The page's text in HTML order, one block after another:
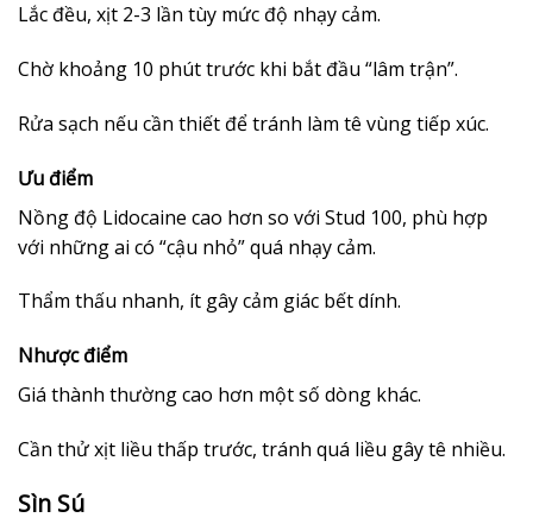
Lắc đều, xịt 2-3 lần tùy mức độ nhạy cảm.
Chờ khoảng 10 phút trước khi bắt đầu “lâm trận”.
Rửa sạch nếu cần thiết để tránh làm tê vùng tiếp xúc.
Ưu điểm
Nồng độ Lidocaine cao hơn so với Stud 100, phù hợp
với những ai có “cậu nhỏ” quá nhạy cảm.
Thẩm thấu nhanh, ít gây cảm giác bết dính.
Nhược điểm
Giá thành thường cao hơn một số dòng khác.
Cần thử xịt liều thấp trước, tránh quá liều gây tê nhiều.
Sìn Sú